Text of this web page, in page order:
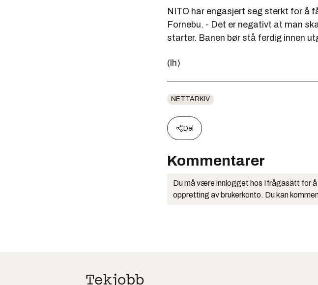
NITO har engasjert seg sterkt for å
Fornebu. - Det er negativt at man
starter. Banen bør stå ferdig innen
(lh)
NETTARKIV
Del
Kommentarer
Du må være innlogget hos Ifrågasätt for
oppretting av brukerkonto. Du kan